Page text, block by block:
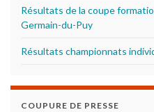
Résultats de la coupe
Germain-du-Puy
Résultats championnats
COUPURE DE PRESSE